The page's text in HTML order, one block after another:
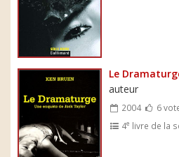
Le
auteur
2004 6
4e livre de la